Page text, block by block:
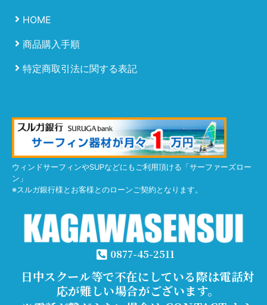
HOME
商品購入手順
特定商取引法に関する表記
ウィンドサーフィンやSUPなどにもご利用頂ける「サーファーズロー
ン」
※スルガ銀行様とお客様とのローンご契約となります。
0877-45-2511
日中スクール等で不在にしている際は電話対
応が難しい場合がございます。